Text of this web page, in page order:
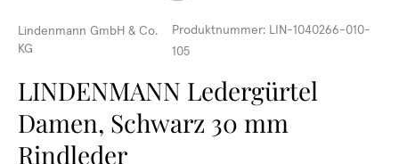
Lindenmann GmbH & Co.
KG
Produktnummer: LIN-1040266-010-
105
LINDENMANN Ledergürtel
Damen, Schwarz 30 mm
Rindleder